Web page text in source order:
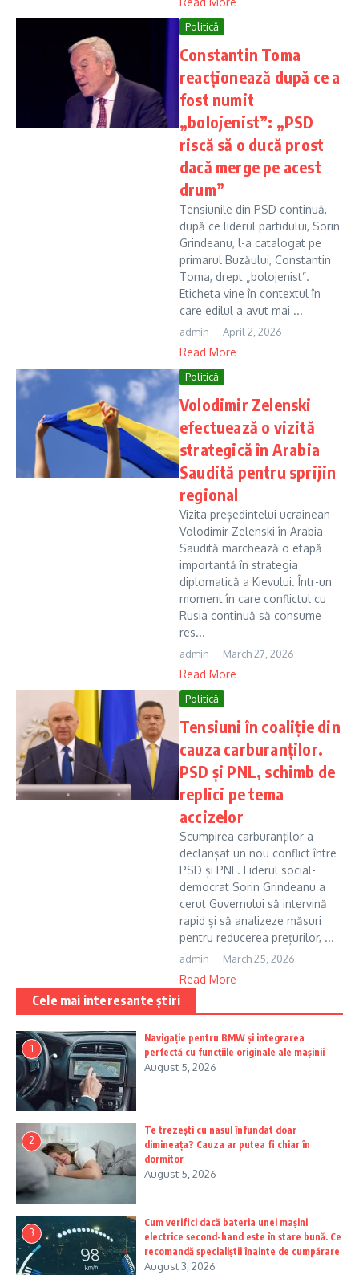
Politică
Constantin Toma
reacționează după ce a
fost numit
„bolojenist”: „PSD
riscă să o ducă prost
dacă merge pe acest
drum”
Tensiunile din PSD continuă,
după ce liderul partidului, Sorin
Grindeanu, l-a catalogat pe
primarul Buzăului, Constantin
Toma, drept „bolojenist”.
Eticheta vine în contextul în
care edilul a avut mai ...
admin April 2, 2026
Read More
Politică
Volodimir Zelenski
efectuează o vizită
strategică în Arabia
Saudită pentru sprijin
regional
Vizita președintelui ucrainean
Volodimir Zelenski în Arabia
Saudită marchează o etapă
importantă în strategia
diplomatică a Kievului. Într-un
moment în care conflictul cu
Rusia continuă să consume
res...
admin March 27, 2026
Read More
Politică
Tensiuni în coaliție din
cauza carburanților.
PSD și PNL, schimb de
replici pe tema
accizelor
Scumpirea carburanților a
declanșat un nou conflict între
PSD și PNL. Liderul social-
democrat Sorin Grindeanu a
cerut Guvernului să intervină
rapid și să analizeze măsuri
pentru reducerea prețurilor, ...
admin March 25, 2026
Read More
Cele mai interesante știri
1
Navigație pentru BMW și integrarea
perfectă cu funcțiile originale ale mașinii
August 5, 2026
2
Te trezești cu nasul înfundat doar
dimineața? Cauza ar putea fi chiar în
dormitor
August 5, 2026
3
Cum verifici dacă bateria unei mașini
electrice second-hand este în stare bună. Ce
recomandă specialiștii înainte de cumpărare
August 3, 2026